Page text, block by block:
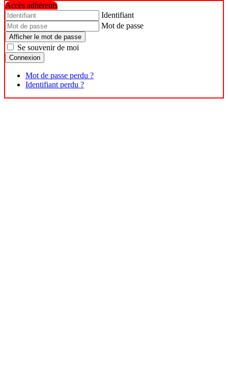
Accès adhérents
Identifiant
Mot de passe
Afficher le mot de passe
Se souvenir de moi
Connexion
Mot de passe perdu ?
Identifiant perdu ?